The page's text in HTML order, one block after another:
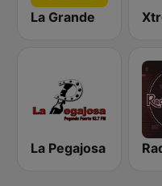
La Grande
La Pegajosa